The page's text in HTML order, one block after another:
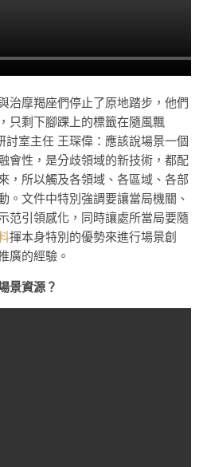
治摩羯座們停止了原地踏步，他們
只剩下腳踝上的標籤在隨風飄
討室主任 王琛偉：應該說場景一個
會性，是分歧領域的新技術，都配
，所以觸及各領域、各區域、各部
。文件中特別強調要讓當局機關、
范引領感化，同時讓處所當局要隨
揮本身特別的優勢來進行場景創
廣的經驗。
景資源？